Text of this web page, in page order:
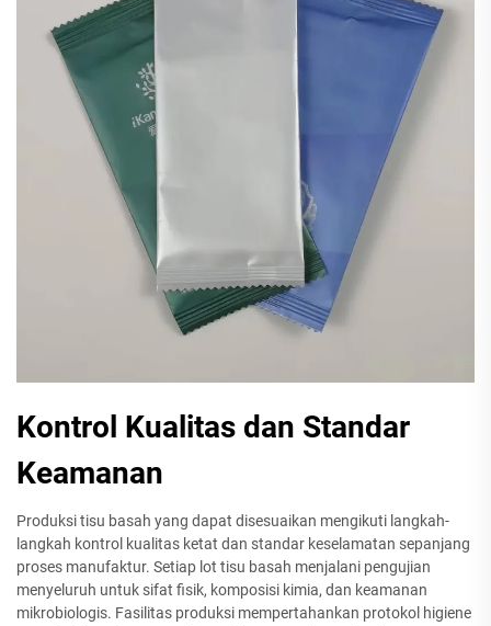
Kontrol Kualitas dan Standar
Keamanan
Produksi tisu basah yang dapat disesuaikan mengikuti langkah-
langkah kontrol kualitas ketat dan standar keselamatan sepanjang
proses manufaktur. Setiap lot tisu basah menjalani pengujian
menyeluruh untuk sifat fisik, komposisi kimia, dan keamanan
mikrobiologis. Fasilitas produksi mempertahankan protokol higiene